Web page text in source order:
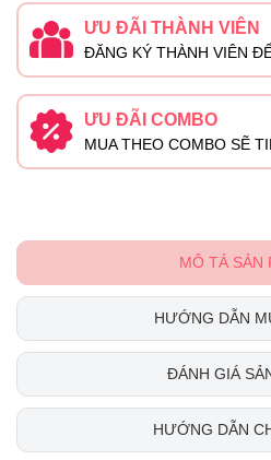
ƯU ĐÃI THÀNH VIÊN
ĐĂNG KÝ THÀNH VIÊN
ƯU ĐÃI COMBO
MUA THEO COMBO SẼ
MÔ TẢ SẢN
HƯỚNG DẪN
ĐÁNH GIÁ
HƯỚNG DẪN